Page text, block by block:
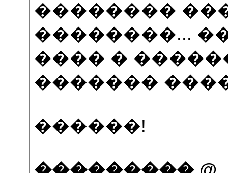
��������
��������...
���� �
������� ����
������!